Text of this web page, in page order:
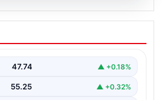
platformu İle Çevrim içi
Adresi Ve Muhabbet
kullanıcıların güvenli bir biçimde
47.74 ▲ +0.18%
55.25 ▲ +0.32%